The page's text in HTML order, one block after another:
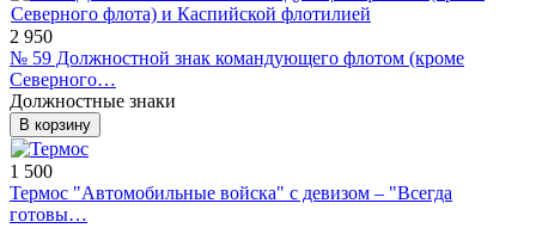
2 950
№ 59 Должностной знак командующего флотом (кроме
Северного…
Должностные знаки
В корзину
1 500
Термос "Автомобильные войска" с девизом – "Всегда
готовы…